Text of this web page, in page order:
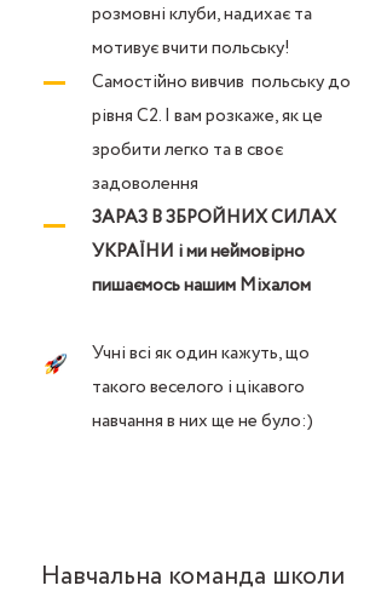
розмовні клуби, надихає та
мотивує вчити польську!
Самостійно вивчив польську до
рівня С2. І вам розкаже, як це
зробити легко та в своє
задоволення
ЗАРАЗ В ЗБРОЙНИХ СИЛАХ
УКРАЇНИ і ми неймовірно
пишаємось нашим Міхалом
Учні всі як один кажуть, що
такого веселого і цікавого
навчання в них ще не було:)
Навчальна команда школи